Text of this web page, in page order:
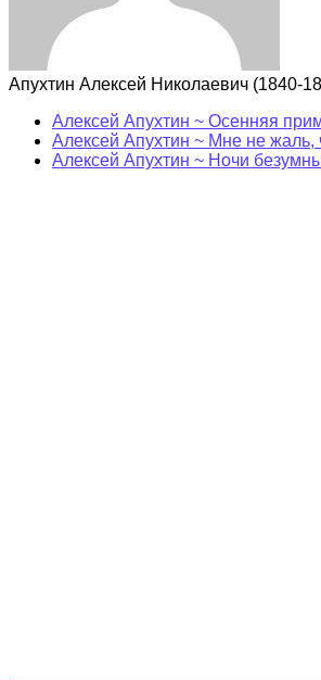
Апухтин Алексей Николаевич (1840-
Алексей Апухтин ~ Осенняя
Алексей Апухтин ~ Мне не
Алексей Апухтин ~ Ночи